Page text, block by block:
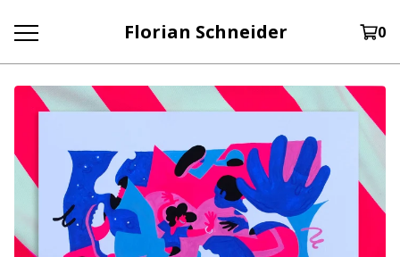
Florian Schneider 0